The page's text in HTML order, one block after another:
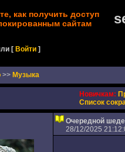
как получить доступ
сайтам
[Войти ]
>> Музыка
Новичкам:
Список
Очередной
28/12/2025